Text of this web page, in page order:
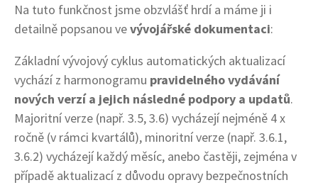
Na tuto funkčnost jsme obzvlášť hrdí a máme ji i
detailně popsanou vevývojářské dokumentaci:
Základní vývojový cyklus automatických aktualizací
vychází z harmonogramu pravidelného vydávání
nových verzí a jejich následné podpory a updatů.
Majoritní verze (např. 3.5, 3.6) vycházejí nejméně 4 x
ročně (v rámci kvartálů), minoritní verze (např. 3.6.1,
3.6.2) vycházejí každý měsíc, anebo častěji, zejména v
případě aktualizací z důvodu opravy bezpečnostních